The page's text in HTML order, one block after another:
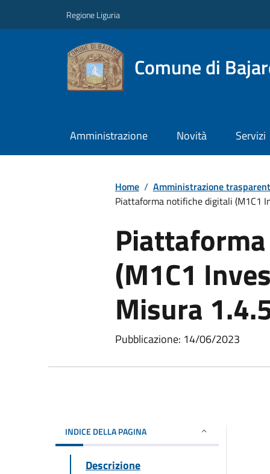
Regione Liguria
Comune di
Amministrazione Novità Servizi
Home / Amministrazione
Piattaforma notifiche digitali (M1C1
(M1C1
Misura
Pubblicazione: 14/06/2023
INDICE DELLA PAGINA
Descrizione